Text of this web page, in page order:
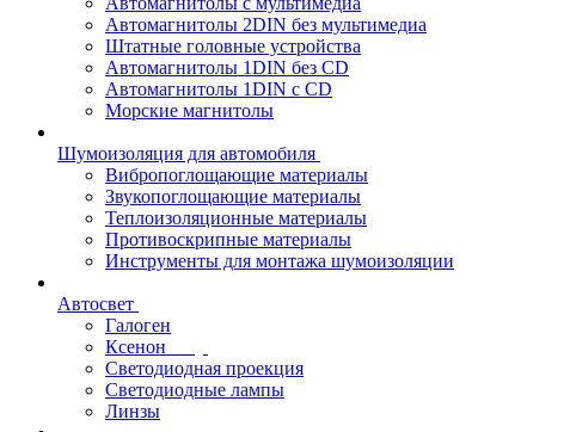
Автомагнитолы 2DIN без мультимедиа
Штатные головные устройства
Автомагнитолы 1DIN без CD
Автомагнитолы 1DIN с CD
Морские магнитолы
Шумоизоляция для автомобиля
Вибропоглощающие материалы
Звукопоглощающие материалы
Теплоизоляционные материалы
Противоскрипные материалы
Инструменты для монтажа шумоизоляции
Автосвет
Галоген
Ксенон
Светодиодная проекция
Светодиодные лампы
Линзы